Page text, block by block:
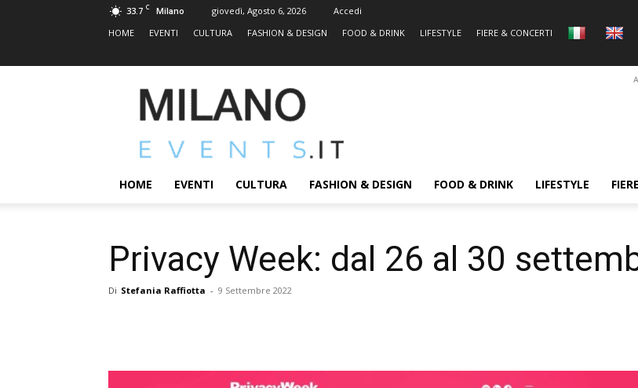
33.7 C Milano giovedì, Agosto 6, 2026
Accedi
HOME
EVENTI CULTURA FASHION & DESIGN FOOD & DRINK LIFESTYLE FIERE & CONCERTI
MILANOEVENTS.IT
|
2.0
ed
Eventi
HOME EVENTI CULTURA FASHION & DESIGN FOOD & DRINK LIFESTYLE
Privacy Week: dal 26 al 30
Di Stefania Raffiotta - 9 Settembre 2022